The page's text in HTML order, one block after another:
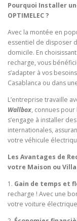
Pourquoi Installer
OPTIMELEC ?
Avec la montée en
essentiel de disposer
domicile. En
recharge, vous
s’adapter à vos
Casablanca ou dans
L’entreprise travaille
Wallbox, connues
s’engage à installer
internationales,
votre véhicule
Les Avantages de
votre Maison ou Villa
1. Gain de temps et
recharge ! Avec une
votre voiture